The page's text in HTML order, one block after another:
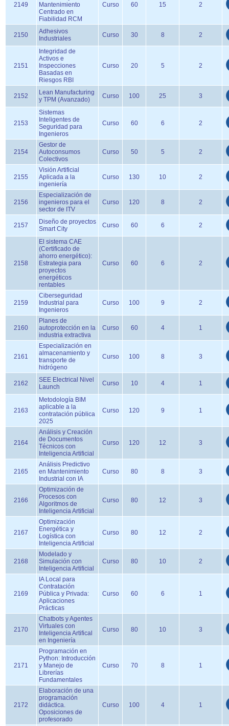
2149
Mantenimiento
Centrado en
Fiabilidad RCM
Curso 60 15 2
2150
Adhesivos
Industriales
Curso 30 8 2
2151
Integridad de
Activos e
Inspecciones
Basadas en
Riesgos RBI
Curso 20 5 2
2152
Lean Manufacturing
y TPM (Avanzado)
Curso 100 25 3
2153
Sistemas
Inteligentes de
Seguridad para
Ingenieros
Curso 60 6 2
2154
Gestor de
Autoconsumos
Colectivos
Curso 50 5 2
2155
Visión Artificial
Aplicada a la
ingeniería
Curso 130 10 2
2156
Especialización de
ingenieros para el
sector de ITV
Curso 120 8 2
2157
Diseño de proyectos
Smart City
Curso 60 6 2
2158
El sistema CAE
(Certificado de
ahorro energético):
Estrategia para
proyectos
energéticos
rentables
Curso 60 6 2
2159
Ciberseguridad
Industrial para
Ingenieros
Curso 100 9 2
2160
Planes de
autoprotección en la
industria extractiva
Curso 60 4 1
2161
Especialización en
almacenamiento y
transporte de
hidrógeno
Curso 100 8 3
2162
SEE Electrical Nivel
Launch
Curso 10 4 1
2163
Metodología BIM
aplicable a la
contratación pública
2025
Curso 120 9 1
2164
Análisis y Creación
de Documentos
Técnicos con
Inteligencia Artificial
Curso 120 12 3
2165
Análisis Predictivo
en Mantenimiento
Industrial con IA
Curso 80 8 3
2166
Optimización de
Procesos con
Algoritmos de
Inteligencia Artificial
Curso 80 12 3
2167
Optimización
Energética y
Logística con
Inteligencia Artificial
Curso 80 12 2
2168
Modelado y
Simulación con
Inteligencia Artificial
Curso 80 10 2
2169
IA Local para
Contratación
Pública y Privada:
Aplicaciones
Prácticas
Curso 60 6 1
2170
Chatbots y Agentes
Virtuales con
Inteligencia Artifical
en Ingeniería
Curso 80 10 3
2171
Programación en
Python: Introducción
y Manejo de
Librerías
Fundamentales
Curso 70 8 1
2172
Elaboración de una
programación
didáctica.
Oposiciones de
profesorado
Curso 100 4 1